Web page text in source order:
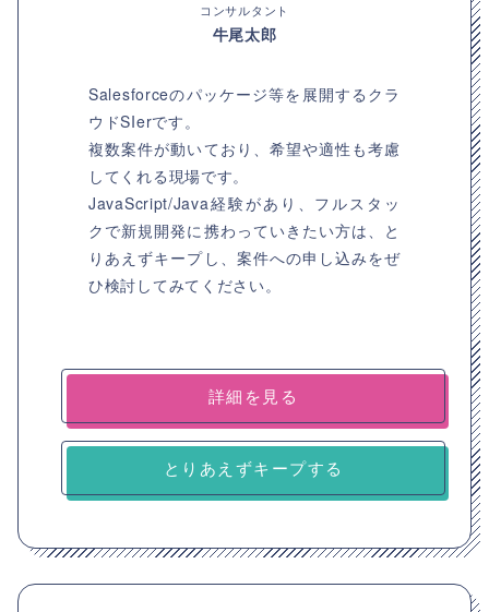
コンサルタント
牛尾太郎
Salesforceのパッケージ等を展開するクラ
ウドSIerです。
複数案件が動いており、希望や適性も考慮
してくれる現場です。
JavaScript/Java経験があり、フルスタッ
クで新規開発に携わっていきたい方は、と
りあえずキープし、案件への申し込みをぜ
ひ検討してみてください。
詳細を見る
とりあえずキープする